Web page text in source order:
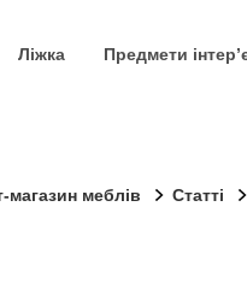
Ліжка Предмети
магазин меблів Статті